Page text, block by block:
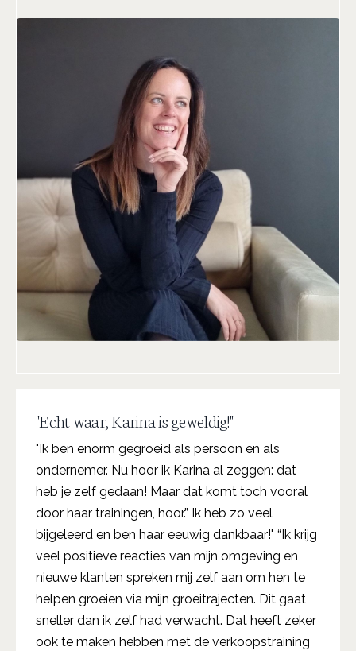
"Echt waar, Karina is geweldig!"
"Ik ben enorm gegroeid als persoon en als
ondernemer. Nu hoor ik Karina al zeggen: dat
heb je zelf gedaan! Maar dat komt toch vooral
door haar trainingen, hoor.” Ik heb zo veel
bijgeleerd en ben haar eeuwig dankbaar!" “Ik krijg
veel positieve reacties van mijn omgeving en
nieuwe klanten spreken mij zelf aan om hen te
helpen groeien via mijn groeitrajecten. Dit gaat
sneller dan ik zelf had verwacht. Dat heeft zeker
ook te maken hebben met de verkoopstraining